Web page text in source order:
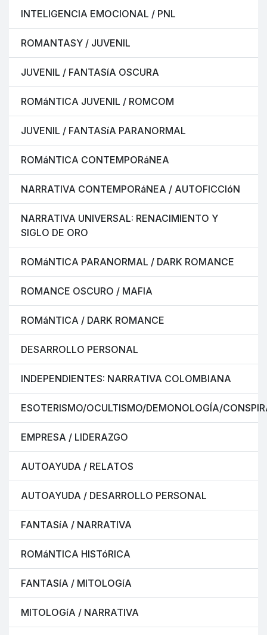
INTELIGENCIA EMOCIONAL / PNL
ROMANTASY / JUVENIL
JUVENIL / FANTASíA OSCURA
ROMáNTICA JUVENIL / ROMCOM
JUVENIL / FANTASíA PARANORMAL
ROMáNTICA CONTEMPORáNEA
NARRATIVA CONTEMPORáNEA / AUTOFICCIóN
NARRATIVA UNIVERSAL: RENACIMIENTO Y
SIGLO DE ORO
ROMáNTICA PARANORMAL / DARK ROMANCE
ROMANCE OSCURO / MAFIA
ROMáNTICA / DARK ROMANCE
DESARROLLO PERSONAL
INDEPENDIENTES: NARRATIVA COLOMBIANA
ESOTERISMO/OCULTISMO/DEMONOLOGÍA/
EMPRESA / LIDERAZGO
AUTOAYUDA / RELATOS
AUTOAYUDA / DESARROLLO PERSONAL
FANTASíA / NARRATIVA
ROMáNTICA HISTóRICA
FANTASíA / MITOLOGíA
MITOLOGíA / NARRATIVA